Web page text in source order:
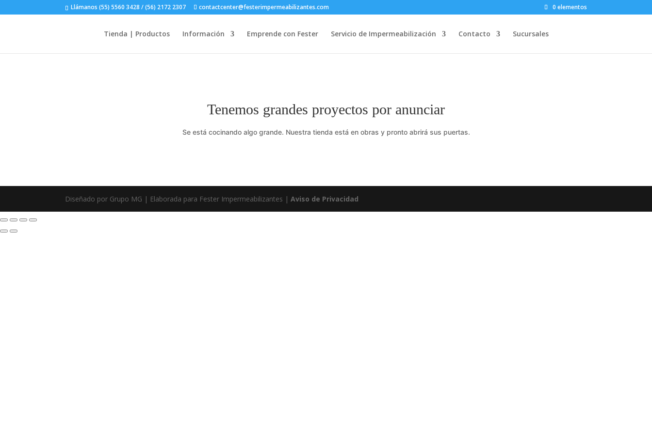
Llámanos (55) 5560 3428 / (56) 2172 2307 contactcenter@festerimpermeabilizantes.com 0 elementos
Tienda | Productos Información Emprende con Fester Servicio de Impermeabilización Contacto Sucursales
Tenemos grandes proyectos por anunciar
Se está cocinando algo grande. Nuestra tienda está en obras y pronto abrirá sus puertas.
Diseñado por Grupo MG | Elaborada para Fester Impermeabilizantes |Aviso de Privacidad